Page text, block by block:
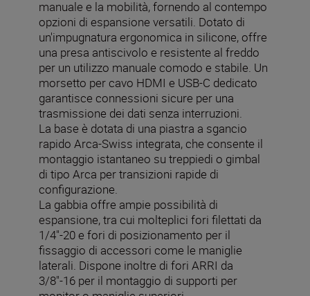
manuale e la mobilità, fornendo al contempo
opzioni di espansione versatili. Dotato di
un'impugnatura ergonomica in silicone, offre
una presa antiscivolo e resistente al freddo
per un utilizzo manuale comodo e stabile. Un
morsetto per cavo HDMI e USB-C dedicato
garantisce connessioni sicure per una
trasmissione dei dati senza interruzioni.
La base è dotata di una piastra a sgancio
rapido Arca-Swiss integrata, che consente il
montaggio istantaneo su treppiedi o gimbal
di tipo Arca per transizioni rapide di
configurazione.
La gabbia offre ampie possibilità di
espansione, tra cui molteplici fori filettati da
1/4"-20 e fori di posizionamento per il
fissaggio di accessori come le maniglie
laterali. Dispone inoltre di fori ARRI da
3/8"-16 per il montaggio di supporti per